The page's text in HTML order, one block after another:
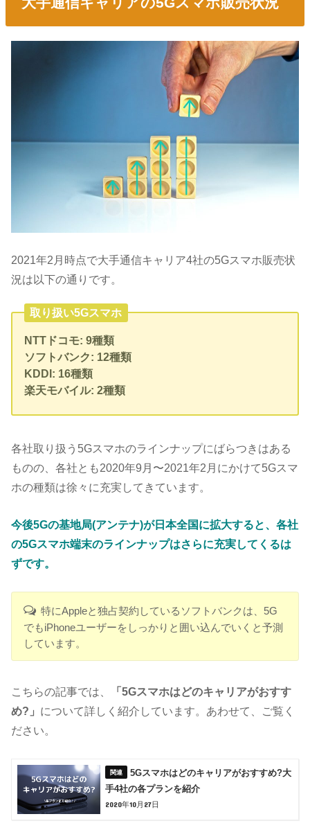
2021年2月時点で大手通信キャリア4社の5Gスマホ販売状
況は以下の通りです。
取り扱い5Gスマホ
NTTドコモ: 9種類
ソフトバンク: 12種類
KDDI: 16種類
楽天モバイル: 2種類
各社取り扱う5Gスマホのラインナップにばらつきはある
ものの、各社とも2020年9月〜2021年2月にかけて5Gスマ
ホの種類は徐々に充実してきています。
今後5Gの基地局(アンテナ)が日本全国に拡大すると、各社
の5Gスマホ端末のラインナップはさらに充実してくるは
ずです。
特にAppleと独占契約しているソフトバンクは、5G
でもiPhoneユーザーをしっかりと囲い込んでいくと予測
しています。
こちらの記事では、
「5Gスマホはどのキャリアがおすす
め?」 について詳しく紹介しています。あわせて、ご覧く
ださい。
5Gスマホはどのキャリアがおすすめ?大
手4社の各プランを紹介
2020年10月27日